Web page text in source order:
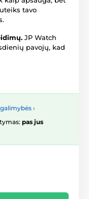
tavo
JP Watch
pavojų, kad
›
pas jus